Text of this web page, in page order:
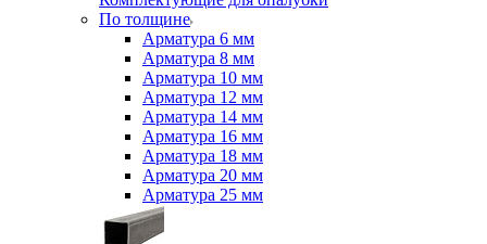
По толщине
Арматура 6 мм
Арматура 8 мм
Арматура 10 мм
Арматура 12 мм
Арматура 14 мм
Арматура 16 мм
Арматура 18 мм
Арматура 20 мм
Арматура 25 мм